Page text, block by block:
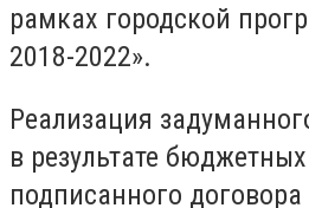
рамках городской
2018-2022».
Реализация
в результате
подписанного